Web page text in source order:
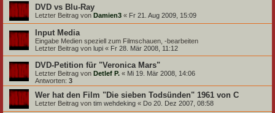
DVD vs Blu-Ray
Letzter Beitrag von Damien3 « Fr 21. Aug 2009, 15:09
Input Media
Eingabe Medien speziell zum Filmschauen, -bearbeiten
Letzter Beitrag von lupi « Fr 28. Mär 2008, 11:12
DVD-Petition für "Veronica Mars"
Letzter Beitrag von Detlef P. « Mi 19. Mär 2008, 14:06
Antworten: 3
Wer hat den Film "Die sieben Todsünden" 1961 von C
Letzter Beitrag von tim wehdeking « Do 20. Dez 2007, 08:58